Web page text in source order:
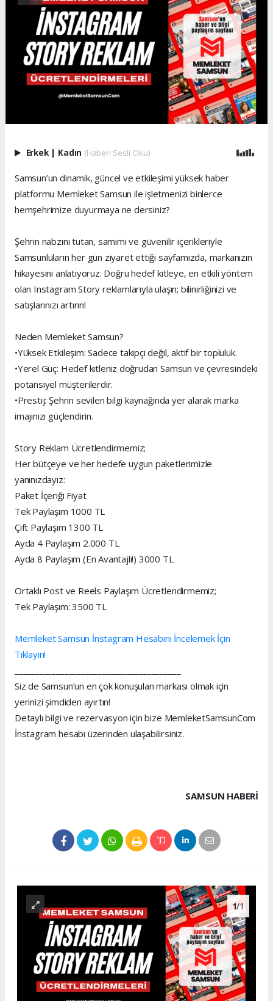
Erkek | Kadın (Haberi Sesli Oku)
Samsun’un dinamik, güncel ve etkileşimi yüksek haber
platformu Memleket Samsun ile işletmenizi binlerce
hemşehrimize duyurmaya ne dersiniz?
Şehrin nabzını tutan, samimi ve güvenilir içerikleriyle
Samsunluların her gün ziyaret ettiği sayfamızda, markanızın
hikayesini anlatıyoruz. Doğru hedef kitleye, en etkili yöntem
olan Instagram Story reklamlarıyla ulaşın; bilinirliğinizi ve
satışlarınızı artırın!
Neden Memleket Samsun?
•Yüksek Etkileşim: Sadece takipçi değil, aktif bir topluluk.
•Yerel Güç: Hedef kitleniz doğrudan Samsun ve çevresindeki
potansiyel müşterilerdir.
•Prestij: Şehrin sevilen bilgi kaynağında yer alarak marka
imajınızı güçlendirin.
Story Reklam Ücretlendirmemiz;
Her bütçeye ve her hedefe uygun paketlerimizle
yanınızdayız:
Paket İçeriği Fiyat
Tek Paylaşım 1000 TL
Çift Paylaşım 1300 TL
Ayda 4 Paylaşım 2.000 TL
Ayda 8 Paylaşım (En Avantajlı!) 3000 TL
Ortaklı Post ve Reels Paylaşım Ücretlendirmemiz;
Tek Paylaşım: 3500 TL
Memleket Samsun İnstagram Hesabını İncelemek İçin
Tıklayın!
Siz de Samsun’un en çok konuşulan markası olmak için
yerinizi şimdiden ayırtın!
Detaylı bilgi ve rezervasyon için bize MemleketSamsunCom
İnstagram hesabı üzerinden ulaşabilirsiniz.
SAMSUN HABERİ
1/1